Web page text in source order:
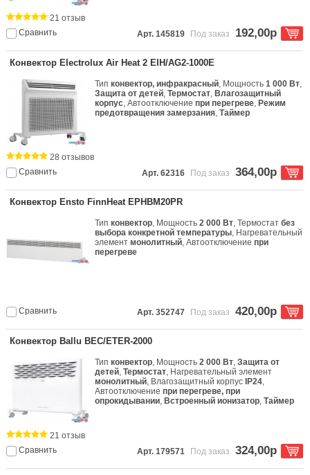
Сравнить
21 отзыв
Арт. 145819
Под заказ 192,00р
Конвектор Electrolux Air Heat 2 EIH/AG2-1000E
Типконвектор, инфракрасный, Мощность1 000 Вт,
Защита от детей,Термостат, Влагозащитный
корпус, Автоотключениепри перегреве, Режим
предотвращения замерзания,Таймер
Сравнить
28 отзывов
Арт. 62316
Под заказ 364,00р
Конвектор Ensto FinnHeat EPHBM20PR
Типконвектор, Мощность2 000 Вт, Термостатбез
выбора конкретной температуры, Нагревательный
элементмонолитный, Автоотключениепри
перегреве
Сравнить Арт. 352747 Под заказ 420,00р
Конвектор Ballu BEC/ETER-2000
Типконвектор, Мощность2 000 Вт,Защита от
детей,Термостат, Нагревательный элемент
монолитный, Влагозащитный корпус IP24,
Автоотключениепри перегреве, при
опрокидывании, Встроенный ионизатор,Таймер
Сравнить
21 отзыв
Арт. 179571
Под заказ 324,00р